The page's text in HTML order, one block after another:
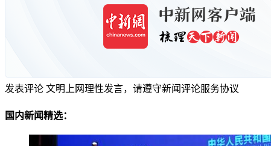
发表评论 文明上网理性发言，请遵守新闻评论服务协议
国内新闻精选：